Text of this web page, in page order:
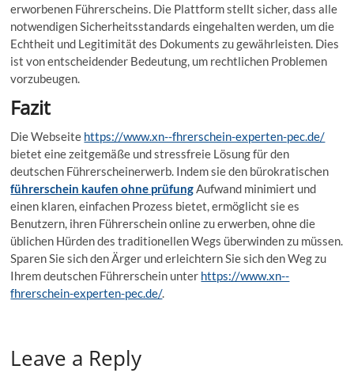
erworbenen Führerscheins. Die Plattform stellt sicher, dass alle
notwendigen Sicherheitsstandards eingehalten werden, um die
Echtheit und Legitimität des Dokuments zu gewährleisten. Dies
ist von entscheidender Bedeutung, um rechtlichen Problemen
vorzubeugen.
Fazit
Die Webseite https://www.xn--fhrerschein-experten-pec.de/
bietet eine zeitgemäße und stressfreie Lösung für den
deutschen Führerscheinerwerb. Indem sie den bürokratischen
führerschein kaufen ohne prüfungAufwand minimiert und
einen klaren, einfachen Prozess bietet, ermöglicht sie es
Benutzern, ihren Führerschein online zu erwerben, ohne die
üblichen Hürden des traditionellen Wegs überwinden zu müssen.
Sparen Sie sich den Ärger und erleichtern Sie sich den Weg zu
Ihrem deutschen Führerschein unter https://www.xn--
fhrerschein-experten-pec.de/.
Leave a Reply